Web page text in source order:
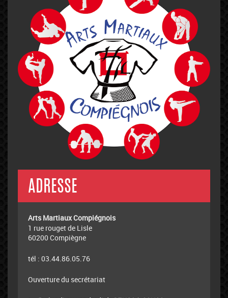
ADRESSE
Arts Martiaux Compiégnois
1 rue rouget de Lisle
60200 Compiègne
tél : 03.44.86.05.76
Ouverture du secrétariat